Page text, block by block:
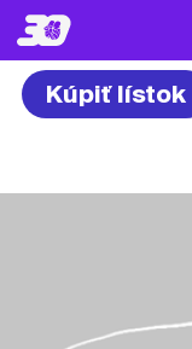
Kúpiť lístok